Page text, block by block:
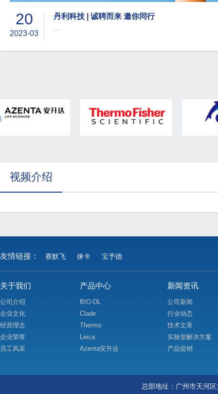
20
2023-03
丹利科技 | 诚聘而来 邀你同行
视频介绍
友情链接： 赛默飞 徕卡 宝予德
关于我们
公司介绍
企业文化
经营理念
企业荣誉
员工风采
产品中心
BIO-DL
Clade
Thermo
Leica
Azenta安升达
新闻资讯
公司新闻
行业动态
技术文章
实验室解决方案
产品促销
总部地址：广州市天河